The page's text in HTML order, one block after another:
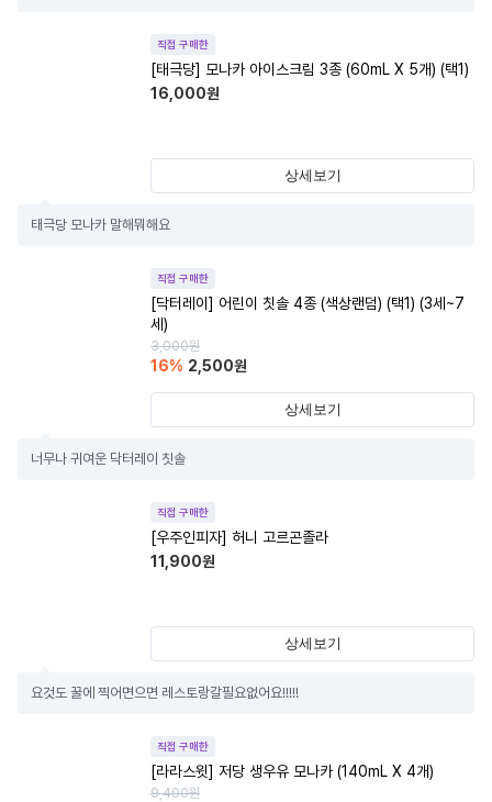
직접 구매한
[태극당] 모나카 아이스크림 3종 (60mL X 5개) (택1)
16,000원
상세보기
태극당 모나카 말해뭐해요
직접 구매한
[닥터레이] 어린이 칫솔 4종 (색상랜덤) (택1) (3세~7
세)
3,000원
16% 2,500원
상세보기
너무나 귀여운 닥터레이 칫솔
직접 구매한
[우주인피자] 허니 고르곤졸라
11,900원
상세보기
요것도 꿀에 찍어면으면 레스토랑갈필요없어요!!!!!
직접 구매한
[라라스윗] 저당 생우유 모나카 (140mL X 4개)
9,400원